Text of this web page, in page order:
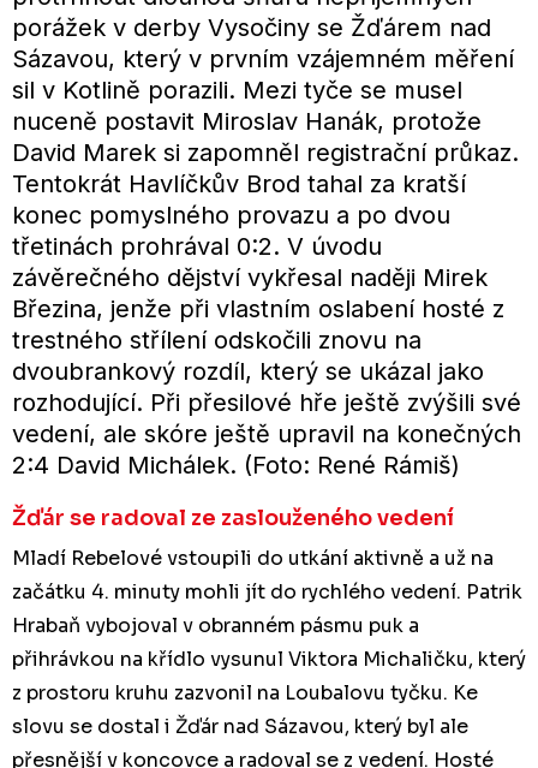
porážek v derby Vysočiny se Žďárem nad
Sázavou, který v prvním vzájemném měření
sil v Kotlině porazili. Mezi tyče se musel
nuceně postavit Miroslav Hanák, protože
David Marek si zapomněl registrační průkaz.
Tentokrát Havlíčkův Brod tahal za kratší
konec pomyslného provazu a po dvou
třetinách prohrával 0:2. V úvodu
závěrečného dějství vykřesal naději Mirek
Březina, jenže při vlastním oslabení hosté z
trestného střílení odskočili znovu na
dvoubrankový rozdíl, který se ukázal jako
rozhodující. Při přesilové hře ještě zvýšili své
vedení, ale skóre ještě upravil na konečných
2:4 David Michálek. (Foto: René Rámiš)
Žďár se radoval ze zaslouženého vedení
Mladí Rebelové vstoupili do utkání aktivně a už na
začátku 4. minuty mohli jít do rychlého vedení. Patrik
Hrabaň vybojoval v obranném pásmu puk a
přihrávkou na křídlo vysunul Viktora Michaličku, který
z prostoru kruhu zazvonil na Loubalovu tyčku. Ke
slovu se dostal i Žďár nad Sázavou, který byl ale
přesnější v koncovce a radoval se z vedení. Hosté